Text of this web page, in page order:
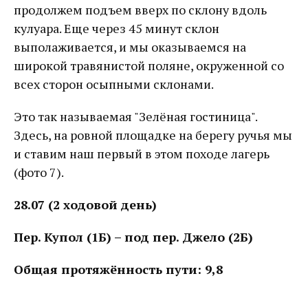
продолжем подъем вверх по склону вдоль
кулуара. Еще через 45 минут склон
выполаживается, и мы оказываемся на
широкой травянистой поляне, окруженной со
всех сторон осыпными склонами.
Это так называемая "Зелёная гостиница".
Здесь, на ровной площадке на берегу ручья мы
и ставим наш первый в этом походе лагерь
(фото 7).
28.07 (2 ходовой день)
Пер. Купол (1Б) – под пер. Джело (2Б)
Общая протяжённость пути: 9,8